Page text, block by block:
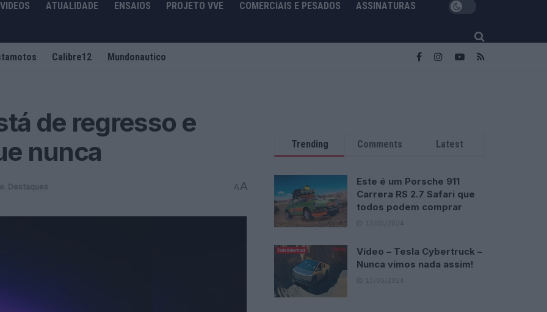
VIDEOS ATUALIDADE ENSAIOS PROJETO VVE COMERCIAIS E PESADOS ASSINATURAS
Calibre12 Mundonautico
de regresso e
nunca
Destaques AA
Trending Comments Latest
Este é um Porsche 911
Carrera RS 2.7 Safari que
todos podem comprar
13/03/2024
Vídeo – Tesla Cybertruck –
Nunca vimos nada assim!
13/05/2024